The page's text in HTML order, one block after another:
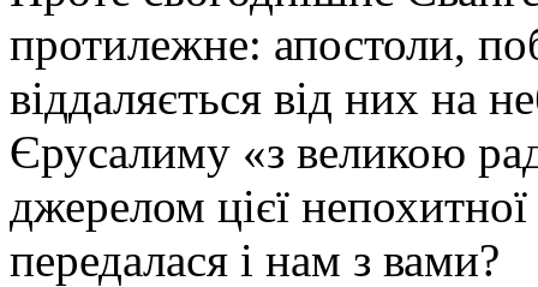
протилежне: апостоли,
віддаляється від них на
Єрусалиму «з великою
джерелом цієї непохитної
передалася і нам з вами?